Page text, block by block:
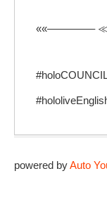
««————–
powered byAuto